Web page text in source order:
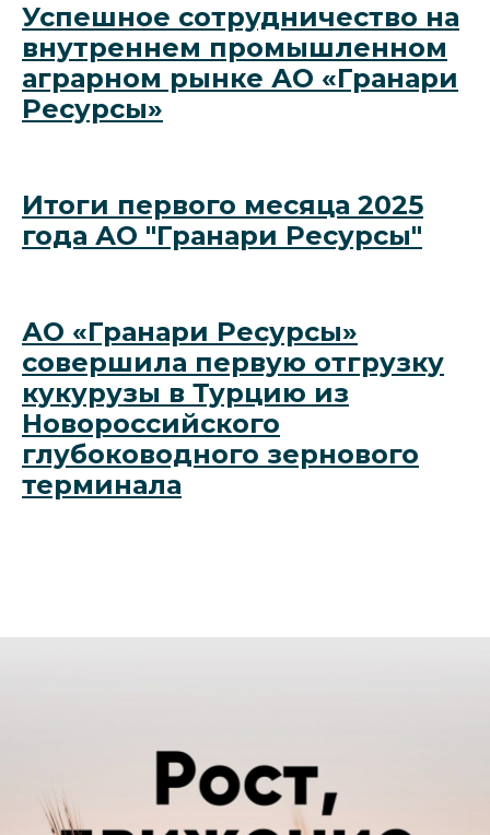
Успешное сотрудничество на
внутреннем промышленном
аграрном рынке АО «Гранари
Ресурсы»
Итоги первого месяца 2025
года АО "Гранари Ресурсы"
АО «Гранари Ресурсы»
совершила первую отгрузку
кукурузы в Турцию из
Новороссийского
глубоководного зернового
терминала